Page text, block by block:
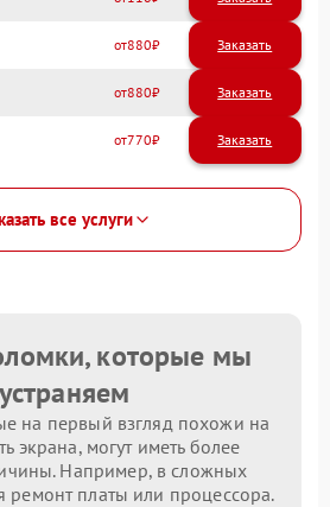
880
880
770
все услуги
которые мы
устраняем
на первый взгляд похожи на
экрана, могут иметь более
Например, в сложных
ремонт платы или процессора.